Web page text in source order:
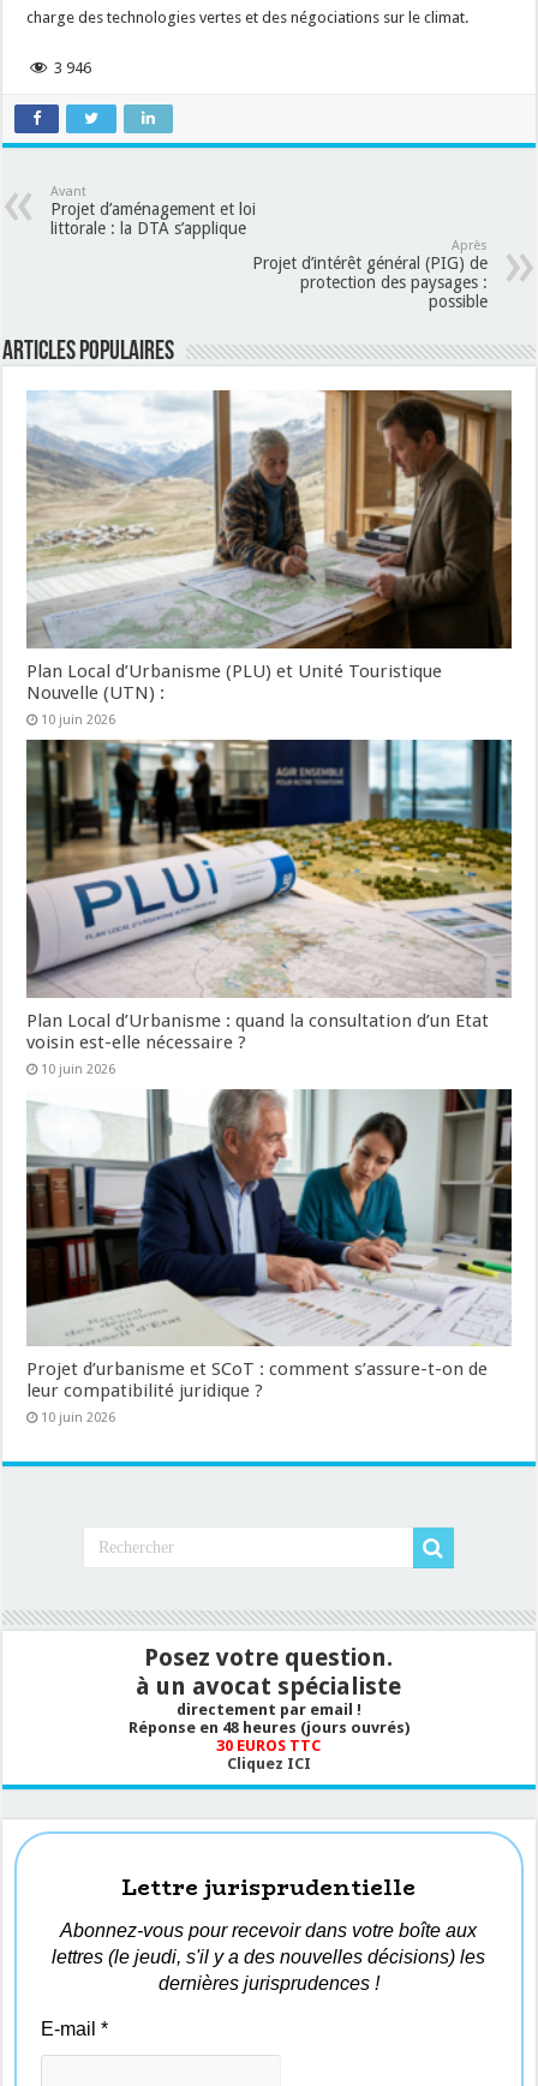
charge des technologies vertes et des négociations sur le climat.
3 946
Avant
Projet d’aménagement et loi
littorale : la DTA s’applique
Après
Projet d’intérêt général (PIG) de
protection des paysages :
possible
Articles populaires
Plan Local d’Urbanisme (PLU) et Unité Touristique
Nouvelle (UTN) :
10 juin 2026
Plan Local d’Urbanisme : quand la consultation d’un Etat
voisin est-elle nécessaire ?
10 juin 2026
Projet d’urbanisme et SCoT : comment s’assure-t-on de
leur compatibilité juridique ?
10 juin 2026
Posez votre question.
à un avocat spécialiste
directement par email !
Réponse en 48 heures (jours ouvrés)
30 EUROS TTC
Cliquez ICI
Lettre jurisprudentielle
Abonnez-vous pour recevoir dans votre boîte aux
lettres (le jeudi, s'il y a des nouvelles décisions) les
dernières jurisprudences !
E-mail*